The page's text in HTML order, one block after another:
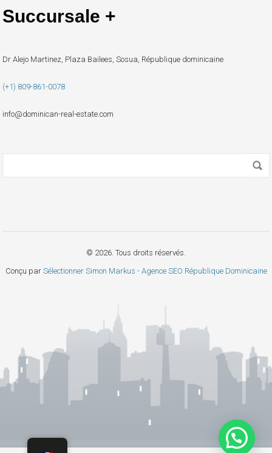
Succursale +
Dr Alejo Martinez, Plaza Bailees, Sosua, République dominicaine
(+1) 809-861-0078
info@dominican-real-estate.com
© 2026. Tous droits réservés.
Conçu par Sélectionner Simon Markus - Agence SEO République Dominicaine